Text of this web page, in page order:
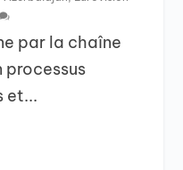
par la chaîne
processus
et...